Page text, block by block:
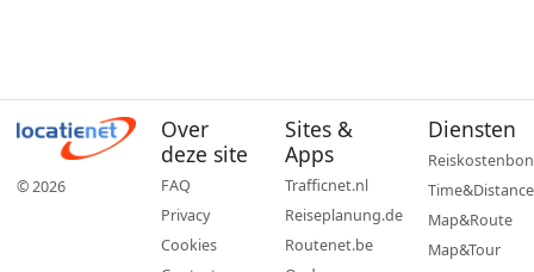
© 2026
Over
deze site
FAQ
Privacy
Cookies
Sites &
Apps
Trafficnet.nl
Reiseplanung.de
Routenet.be
Diensten
Reiskostenbon
Time&Distance
Map&Route
Map&Tour